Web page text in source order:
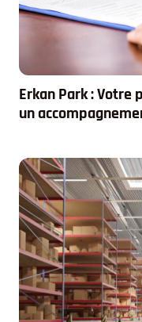
Erkan Park :
un